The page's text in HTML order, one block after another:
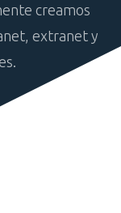
creamos
extranet y